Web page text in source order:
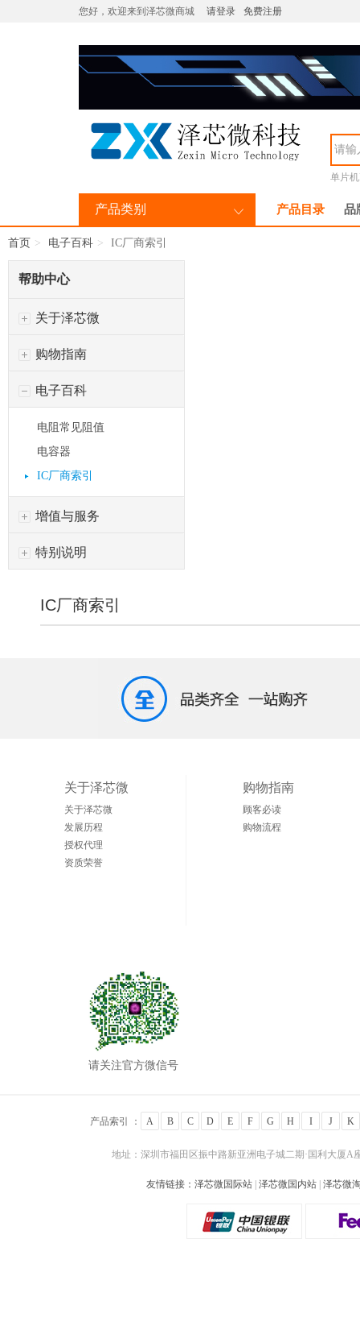
您好，欢迎来到泽芯微商城 请登录 免费注册
单片
产品类别 产品目录 品
首页 电子百科 IC厂商索引
帮助中心
关于泽芯微
购物指南
电子百科
电阻常见阻值
电容器
IC厂商索引
增值与服务
特别说明
IC厂商索引
关于泽芯微
关于泽芯微
发展历程
授权代理
资质荣誉
购物指南
顾客必读
购物流程
请关注官方微信号
产品索引 ： A B C D E F G H I J K
地址：深圳市福田区振中路新亚洲电子城二期·国利大厦
友情链接： 泽芯微国际站 泽芯微国内站 泽芯微